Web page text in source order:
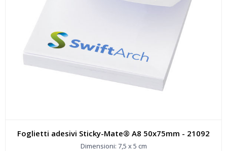
Foglietti adesivi Sticky-Mate® A8 50x75mm - 21092
Dimensioni: 7,5 x 5 cm